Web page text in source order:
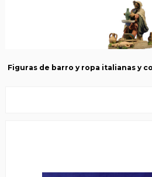
Figuras de barro y ropa italianas y